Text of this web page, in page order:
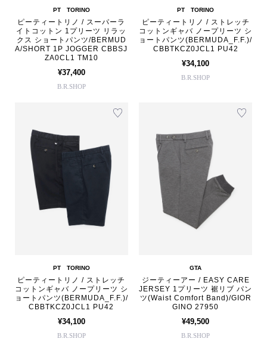
PT TORINO
ピーティートリノ / スーパーラ
イトコットン 1プリーツ リラッ
クス ショートパンツ/BERMUD
A/SHORT 1P JOGGER CBBSJ
ZA0CL1 TM10
¥37,400
B.R.SHOP
PT TORINO
ピーティートリノ / ストレッチ
コットンギャバ ノープリーツ シ
ョートパンツ(BERMUDA_F.F.)/
CBBTKCZ0JCL1 PU42
¥34,100
B.R.SHOP
PT TORINO
ピーティートリノ / ストレッチ
コットンギャバ ノープリーツ シ
ョートパンツ(BERMUDA_F.F.)/
CBBTKCZ0JCL1 PU42
¥34,100
B.R.SHOP
GTA
ジーティーアー / EASY CARE
JERSEY 1プリーツ 裾リブ パン
ツ(Waist Comfort Band)/GIOR
GINO 27950
¥49,500
B.R.SHOP